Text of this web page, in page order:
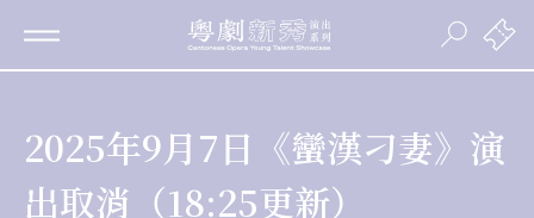
2025年9月7日《蠻漢刁妻》演
出取消（18:25更新）